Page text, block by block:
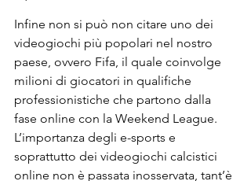
Infine non si può non citare uno dei
videogiochi più popolari nel nostro
paese, ovvero Fifa, il quale coinvolge
milioni di giocatori in qualifiche
professionistiche che partono dalla
fase online con la Weekend League.
L’importanza degli e-sports e
soprattutto dei videogiochi calcistici
online non è passata inosservata, tant’è